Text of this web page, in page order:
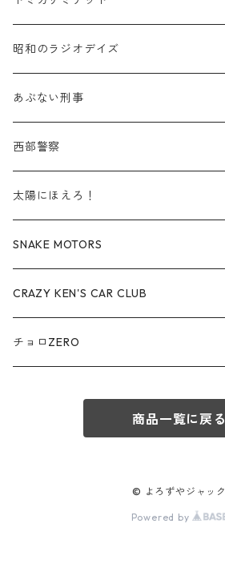
三菱 / MITSUBISHI
シボレー / Chevrolet
ビー・エム・ダブリュー / BMW
レクサス / LEXUS
アウディ / Audi
ロータス / LOTUS
三菱ふそう/ MITSUBISHI FUSO
赤箱 - 絶版（廃盤）トミカ No.60-69
赤箱 - 絶版（廃盤）トミカ No.70-79
赤箱 - 絶版（廃盤）トミカ No.110-119
商用車・公用車
TLV - No. LV-60-69
TLV - No. LV-70-79
TLV - No. LV-110-119
TLVN - No. LV-00-09
TLVN - No. LV-10-19
TLVN - No. LV-60-69
TLVN - No. LV-70-79
TLVN - 車種別
乗用車
商用車・公用車
昭和のラジオデイズ
あぶない刑事
西部警察
太陽にほえろ！
SNAKE MOTORS
CRAZY KEN'S CAR CLUB
チョロZERO
チョロQZERO - No. Z-00-09
あぶない刑事
商品一覧に戻る
© よろずやジャック
Powered by